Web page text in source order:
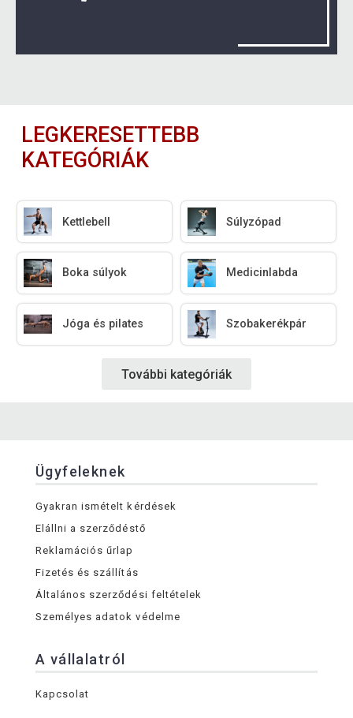
LEGKERESETTEBB
KATEGÓRIÁK
Kettlebell Súlyzópad
Boka súlyok Medicinlabda
Jóga és pilates Szobakerékpár
További kategóriák
Ügyfeleknek
Gyakran ismételt kérdések
Elállni a szerződéstő
Reklamációs űrlap
Fizetés és szállítás
Általános szerződési feltételek
Személyes adatok védelme
A vállalatról
Kapcsolat